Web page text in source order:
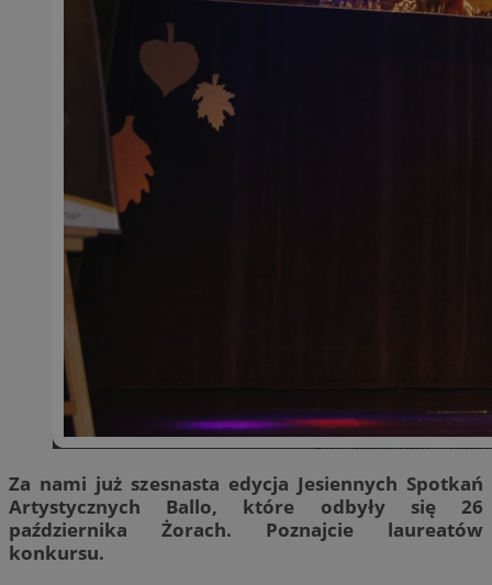
Za nami już szesnasta edycja Jesiennych Spotkań
Artystycznych Ballo, które odbyły się 26
października Żorach. Poznajcie laureatów
konkursu.